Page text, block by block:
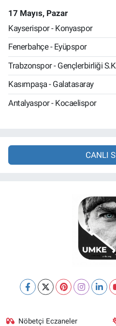
17 Mayıs, Pazar
Kayserispor - Konyaspor
Fenerbahçe - Eyüpspor
Trabzonspor - Gençlerbirliği
Kasımpaşa - Galatasaray
Antalyaspor - Kocaelispor
CANLI
Nöbetçi Eczaneler